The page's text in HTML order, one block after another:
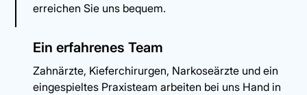
erreichen Sie uns bequem.
Ein erfahrenes Team
Zahnärzte, Kieferchirurgen, Narkoseärzte und ein
eingespieltes Praxisteam arbeiten bei uns Hand in